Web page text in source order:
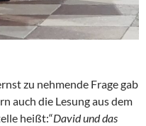
zu nehmende Frage gab
auch die Lesung aus dem
heißt:“David und das